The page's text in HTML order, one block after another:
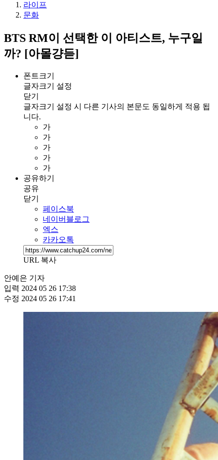
라이프
문화
BTS RM이 선택한 이 아티스트, 누구일
까? [아몰걍듣]
폰트크기
글자크기 설정
닫기
글자크기 설정 시 다른 기사의 본문도 동일하게 적용 됩
니다.
가
가
가
가
가
공유하기
공유
닫기
페이스북
네이버블로그
엑스
카카오톡
URL 복사
안예은 기자
입력 2024 05 26 17:38
수정 2024 05 26 17:41